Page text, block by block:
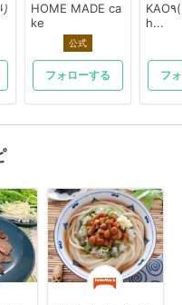
HOME MADE ca
ke
公式
フォローする
KAO٩( ᐛ )وkitc
h...
フ